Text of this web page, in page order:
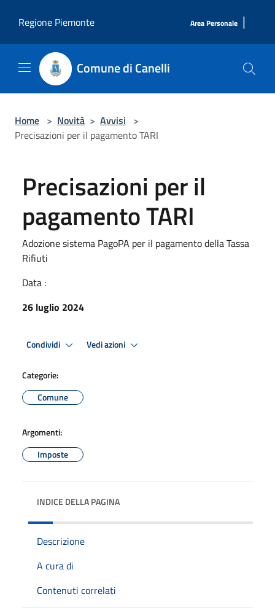
Regione Piemonte
Area Personale |
Comune di Canelli
Home > Novità > Avvisi >
Precisazioni per il pagamento TARI
Precisazioni per il
pagamento TARI
Adozione sistema PagoPA per il pagamento della Tassa
Rifiuti
Data :
26 luglio 2024
Condividi Vedi azioni
Categorie:
Comune
Argomenti:
Imposte
INDICE DELLA PAGINA
Descrizione
A cura di
Contenuti correlati